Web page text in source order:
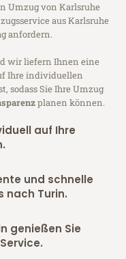
Umzug von Karlsruhe
aus Karlsruhe
anfordern.
wir liefern Ihnen eine
Ihre individuellen
sodass Sie Ihre Umzug
planen können.
auf Ihre
und schnelle
nach Turin.
genießen Sie